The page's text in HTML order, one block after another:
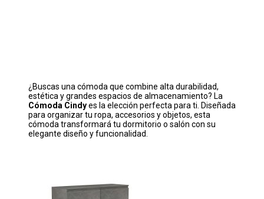
¿Buscas una cómoda que combine alta durabilidad,
estética y grandes espacios de almacenamiento? La
Cómoda Cindyes la elección perfecta para ti. Diseñada
para organizar tu ropa, accesorios y objetos, esta
cómoda transformará tu dormitorio o salón con su
elegante diseño y funcionalidad.